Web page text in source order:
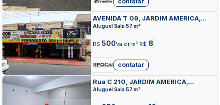
AVENIDA T 09, JARDIM AMERICA,
GOIANIA
Aluguel Sala 57 m²
R$ 500Valor m² R$ 8
contatar
Rua C 210, JARDIM AMERICA,
GOIANIA
Aluguel Sala 57 m²